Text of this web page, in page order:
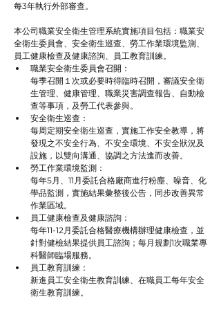
每3年執行外部審查。
本公司職業安全衛生管理系統實施項目包括：職業安
全衛生委員會、安全衛生巡查、勞工作業環境監測、
員工健康檢查及健康諮詢、員工教育訓練。
職業安全衛生委員會召開：
每季召開１次或必要時得臨時召開，審議安全衛
生管理、健康管理、職業災害調查報告、自動檢
查等事項，及勞工代表參與。
安全衛生巡查：
每周定期安全衛生巡查，實施工作安全教導，將
發現之不安全行為、不安全環境、不安全狀況及
設施，以雙向溝通、協調之方法進而改善。
勞工作業環境監測：
每年5月、11月委託合格廠商進行粉塵、噪音、化
學品監測，實施結果彙整後公告，同步改善異常
作業區域。
員工健康檢查及健康諮詢：
每年11-12月委託合格醫療機構辦理健康檢查，並
針對健檢結果提供員工諮詢；每月規劃1次職業專
科醫師臨場服務。
員工教育訓練：
新進員工安全衛生教育訓練、在職員工每年安全
衛生教育訓練。